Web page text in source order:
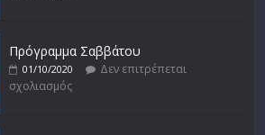
Πρόγραμμα Σαββάτου
01/10/2020
Δεν επιτρέπεται
σχολιασμός